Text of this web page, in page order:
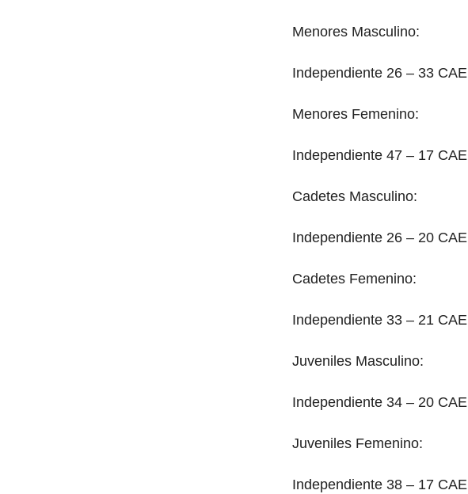
Menores Masculino:
Independiente 26 – 33 CAE
Menores Femenino:
Independiente 47 – 17 CAE
Cadetes Masculino:
Independiente 26 – 20 CAE
Cadetes Femenino:
Independiente 33 – 21 CAE
Juveniles Masculino:
Independiente 34 – 20 CAE
Juveniles Femenino:
Independiente 38 – 17 CAE